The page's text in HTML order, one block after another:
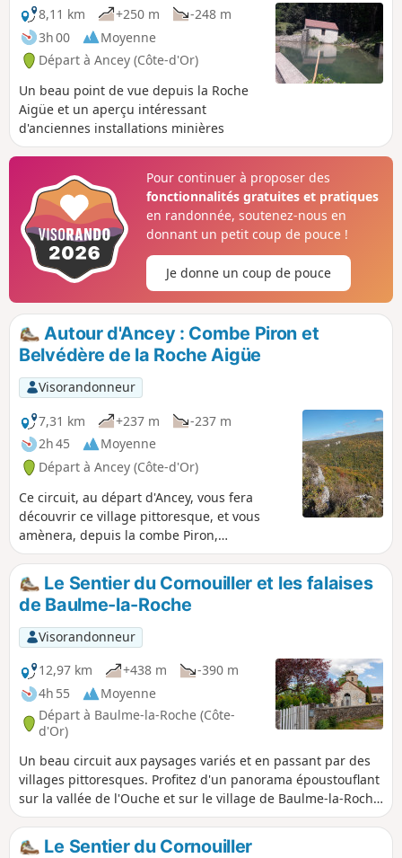
8,11 km +250 m
-248 m
3h 00
Moyenne
Départ à Ancey (Côte-d'Or)
Un beau point de vue depuis la Roche
Aigüe et un aperçu intéressant
d'anciennes installations minières
Pour continuer à proposer des
fonctionnalités gratuites et pratiques
en randonnée, soutenez-nous en
donnant un petit coup de pouce !
Je donne un coup de pouce
Autour d'Ancey : Combe Piron et
Belvédère de la Roche Aigüe
Visorandonneur
7,31 km
+237 m
-237 m
2h 45
Moyenne
Départ à Ancey (Côte-d'Or)
Ce circuit, au départ d'Ancey, vous fera
découvrir ce village pittoresque, et vous
amènera, depuis la combe Piron,
mystérieuse et boisée, vers deux belvédères
:- le belvédère de la Combe Piron, qui donne
sur la forêt de la combe, Notre-Dame
d’Étang et le Mont Afrique,- le belvédère de
la Roche Aigüe, qui permet de contempler la
vallée de l'Ouche, le village de Mâlain, les
falaises de Baulme-la-Roche, et la campagne
environnante. Sur le chemin du retour, vous
pourrez découvrir la carrière d'extraction de
la chaux de la Roche Aigüe, dont la paroi est
percée de deux profonds tunnels fermés par
des grilles pour protéger les chauve-souris
des incursions des humains curieux.
Le Sentier du Cornouiller et les falaises
de Baulme-la-Roche
Visorandonneur
12,97 km
+438 m
-390 m
4h 55
Moyenne
Départ à Baulme-la-Roche (Côte-
d'Or)
Un beau circuit aux paysages variés et en passant par des
villages pittoresques. Profitez d'un panorama époustouflant
sur la vallée de l'Ouche et sur le village de Baulme-la-Roche
situé en contrebas de la falaise lors de la dernière partie de
la randonnée.
Le Sentier du Cornouiller